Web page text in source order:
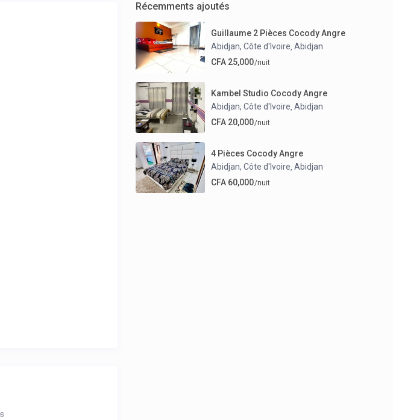
Récemments ajoutés
Guillaume 2 Pièces Cocody Angre
Abidjan, Côte d'Ivoire Abidjan
CFA 25,000/nuit
Kambel Studio Cocody Angre
Abidjan, Côte d'Ivoire Abidjan
CFA 20,000/nuit
4 Pièces Cocody Angre
Abidjan, Côte d'Ivoire Abidjan
CFA 60,000/nuit